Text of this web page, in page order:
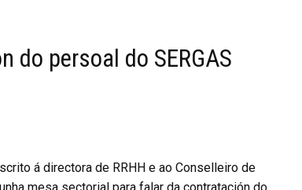
do persoal do SERGAS
á directora de RRHH e ao Conselleiro de